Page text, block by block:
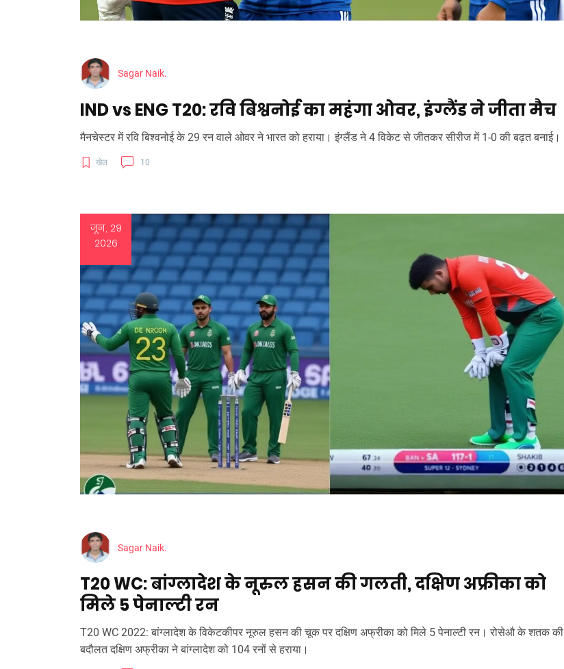
Sagar Naik.
IND vs ENG T20: रवि बिश्वनोई का महंगा ओवर, इंग्लैंड ने जीता मैच
मैनचेस्टर में रवि बिश्वनोई के 29 रन वाले ओवर ने भारत को हराया। इंग्लैंड ने 4 विकेट से जीतकर सीरीज में 1-0 की बढ़त बनाई।
खेल 10
जून, 29
2026
Sagar Naik.
T20 WC: बांग्लादेश के नूरुल हसन की गलती, दक्षिण अफ्रीका को
मिले 5 पेनाल्टी रन
T20 WC 2022: बांग्लादेश के विकेटकीपर नूरुल हसन की चूक पर दक्षिण अफ्रीका को मिले 5 पेनाल्टी रन। रोसेऔ के शतक की
बदौलत दक्षिण अफ्रीका ने बांग्लादेश को 104 रनों से हराया।